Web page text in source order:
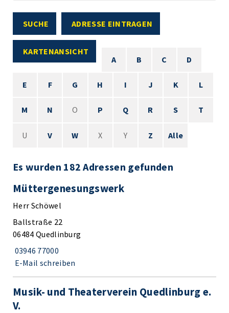
SUCHE ADRESSE EINTRAGEN
KARTENANSICHT
A
B C D
E F G H I J K L
M N O P Q R S T
U V W X Y Z Alle
Es wurden 182 Adressen gefunden
Müttergenesungswerk
Herr Schöwel
Ballstraße 22
06484 Quedlinburg
03946 77000
E-Mail schreiben
Musik- und Theaterverein Quedlinburg e.
V.